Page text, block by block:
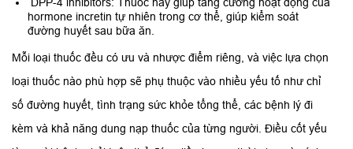
hormone incretin tự nhiên trong cơ thể, giúp kiểm soát
đường huyết sau bữa ăn.
Mỗi loại thuốc đều có ưu và nhược điểm riêng, và việc lựa chọn
loại thuốc nào phù hợp sẽ phụ thuộc vào nhiều yếu tố như chỉ
số đường huyết, tình trạng sức khỏe tổng thể, các bệnh lý đi
kèm và khả năng dung nạp thuốc của từng người. Điều cốt yếu